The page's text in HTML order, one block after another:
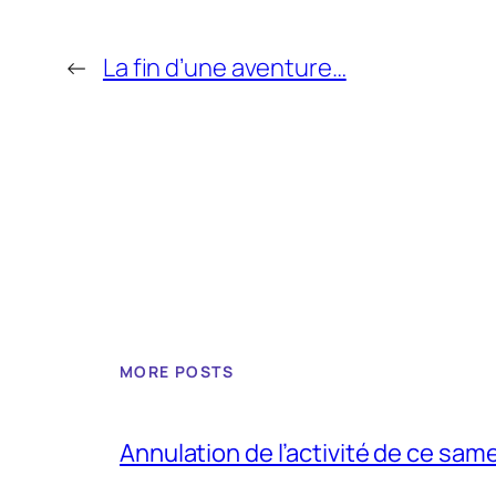
← La fin d’une aventure…
MORE POSTS
Annulation de l’activité de ce